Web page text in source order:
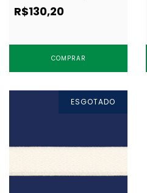
R$130,20
COMPRAR
ESGOTADO